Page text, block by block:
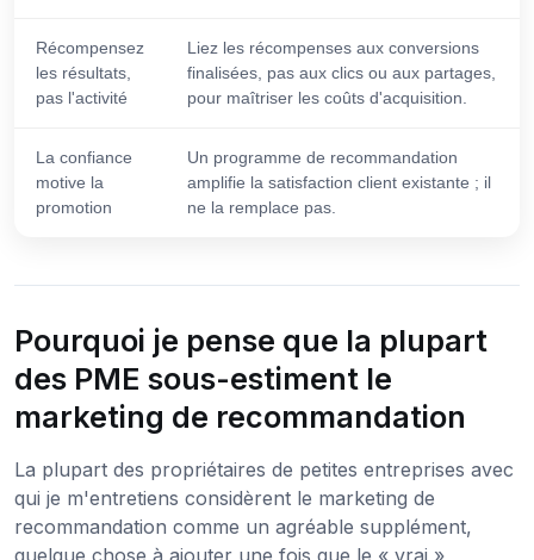
Récompensez
les résultats,
pas l'activité
Liez les récompenses aux conversions
finalisées, pas aux clics ou aux partages,
pour maîtriser les coûts d'acquisition.
La confiance
motive la
promotion
Un programme de recommandation
amplifie la satisfaction client existante ; il
ne la remplace pas.
Pourquoi je pense que la plupart
des PME sous-estiment le
marketing de recommandation
La plupart des propriétaires de petites entreprises avec
qui je m'entretiens considèrent le marketing de
recommandation comme un agréable supplément,